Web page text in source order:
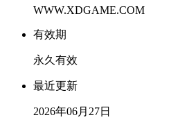
WWW.XDGAME.COM
有效期
永久有效
最近更新
2026年06月27日